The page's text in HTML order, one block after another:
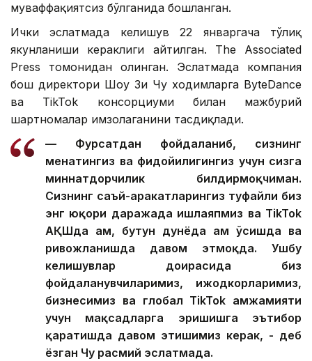
муваффақиятсиз бўлганида бошланган.
Ички эслатмада келишув 22 январгача тўлиқ
якунланиши кераклиги айтилган. The Associated
Press томонидан олинган. Эслатмада компания
бош директори Шоу Зи Чу ходимларга ByteDance
ва TikTok консорциуми билан мажбурий
шартномалар имзолаганини тасдиқлади.
— Фурсатдан фойдаланиб, сизнинг
меҳнатингиз ва фидойилигингиз учун сизга
миннатдорчилик билдирмоқчиман.
Сизнинг саъй-ҳаракатларингиз туфайли биз
энг юқори даражада ишлаяпмиз ва TikTok
АҚШда ҳам, бутун дунёда ҳам ўсишда ва
ривожланишда давом этмоқда. Ушбу
келишувлар доирасида биз
фойдаланувчиларимиз, ижодкорларимиз,
бизнесимиз ва глобал TikTok ҳамжамияти
учун мақсадларга эришишга эътибор
қаратишда давом этишимиз керак, - деб
ёзган Чу расмий эслатмада.